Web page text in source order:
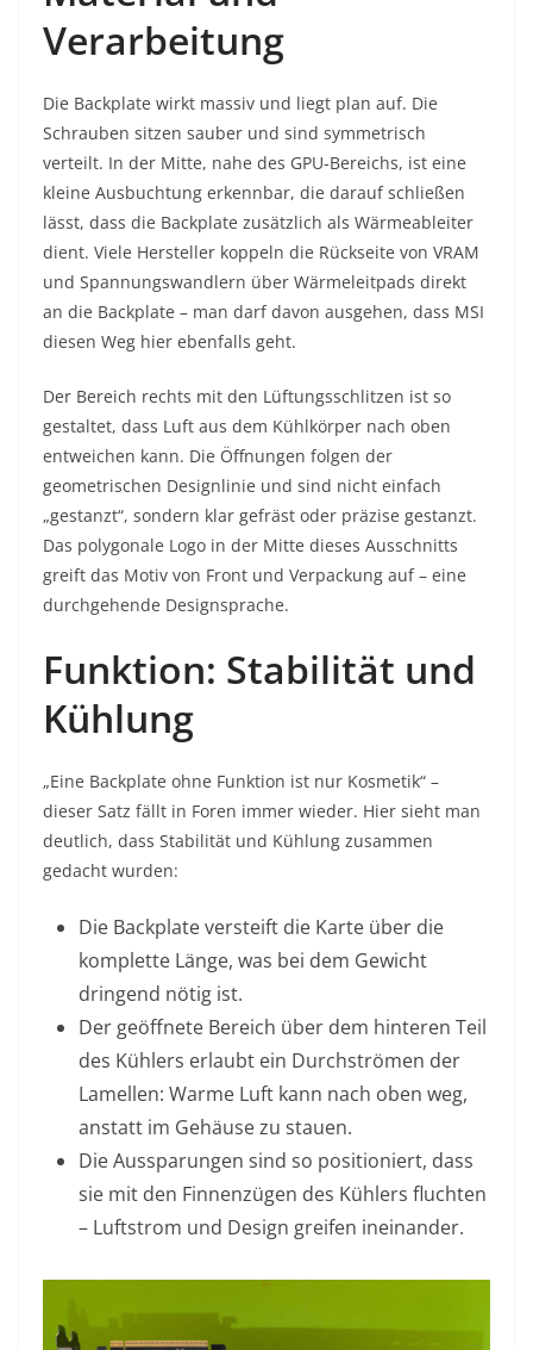
Verarbeitung
Die Backplate wirkt massiv und liegt plan auf. Die
Schrauben sitzen sauber und sind symmetrisch
verteilt. In der Mitte, nahe des GPU-Bereichs, ist eine
kleine Ausbuchtung erkennbar, die darauf schließen
lässt, dass die Backplate zusätzlich als Wärmeableiter
dient. Viele Hersteller koppeln die Rückseite von VRAM
und Spannungswandlern über Wärmeleitpads direkt
an die Backplate – man darf davon ausgehen, dass MSI
diesen Weg hier ebenfalls geht.
Der Bereich rechts mit den Lüftungsschlitzen ist so
gestaltet, dass Luft aus dem Kühlkörper nach oben
entweichen kann. Die Öffnungen folgen der
geometrischen Designlinie und sind nicht einfach
„gestanzt“, sondern klar gefräst oder präzise gestanzt.
Das polygonale Logo in der Mitte dieses Ausschnitts
greift das Motiv von Front und Verpackung auf – eine
durchgehende Designsprache.
Funktion: Stabilität und
Kühlung
„Eine Backplate ohne Funktion ist nur Kosmetik“ –
dieser Satz fällt in Foren immer wieder. Hier sieht man
deutlich, dass Stabilität und Kühlung zusammen
gedacht wurden:
Die Backplate versteift die Karte über die
komplette Länge, was bei dem Gewicht
dringend nötig ist.
Der geöffnete Bereich über dem hinteren Teil
des Kühlers erlaubt ein Durchströmen der
Lamellen: Warme Luft kann nach oben weg,
anstatt im Gehäuse zu stauen.
Die Aussparungen sind so positioniert, dass
sie mit den Finnenzügen des Kühlers fluchten
– Luftstrom und Design greifen ineinander.